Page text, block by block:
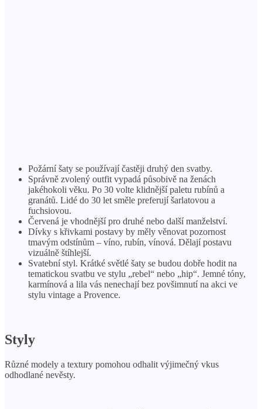
Požární šaty se používají častěji druhý den svatby.
Správně zvolený outfit vypadá působivě na ženách
jakéhokoli věku. Po 30 volte klidnější paletu rubínů a
granátů. Lidé do 30 let směle preferují šarlatovou a
fuchsiovou.
Červená je vhodnější pro druhé nebo další manželství.
Dívky s křivkami postavy by měly věnovat pozornost
tmavým odstínům – víno, rubín, vínová. Dělají postavu
vizuálně štíhlejší.
Svatební styl. Krátké světlé šaty se budou dobře hodit na
tematickou svatbu ve stylu „rebel“ nebo „hip“. Jemné tóny,
karmínová a lila vás nenechají bez povšimnutí na akci ve
stylu vintage a Provence.
Styly
Různé modely a textury pomohou odhalit výjimečný vkus
odhodlané nevěsty.